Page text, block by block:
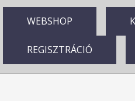
WEBSHOP
REGISZTRÁCIÓ